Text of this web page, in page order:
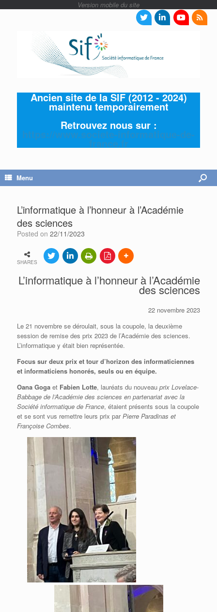
Ancien site de la SIF (2012 - 2024)
maintenu temporairement
Retrouvez nous sur :
https://www.societe-informatique-de-
france.fr
Menu
L’informatique à l’honneur à l’Académie
des sciences
Posted on 22/11/2023
SHARES
L’informatique à l’honneur à l’Académie
des sciences
22 novembre 2023
Le 21 novembre se déroulait, sous la coupole, la deuxième
session de remise des prix 2023 de l’Académie des sciences.
L’informatique y était bien représentée.
Focus sur deux prix et tour d’horizon des informaticiennes
et informaticiens honorés, seuls ou en équipe.
Oana Goga et Fabien Lotte, lauréats du nouveau prix Lovelace-
Babbage de l’Académie des sciences en partenariat avec la
Société informatique de France, étaient présents sous la coupole
et se sont vus remettre leurs prix par Pierre Paradinas et
Françoise Combes.